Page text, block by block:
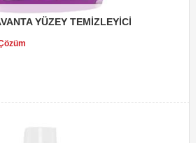
YÜZEY TEMİZLEYİCİ